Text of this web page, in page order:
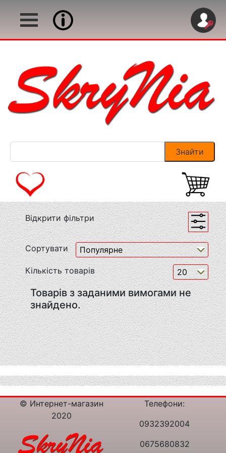
Відкрити фільтри
Сортувати
Кількість товарів
Товарів з заданими вимогами не
знайдено.
© Интернет-магазин
2020
Телефони:
0932392004
0675680832